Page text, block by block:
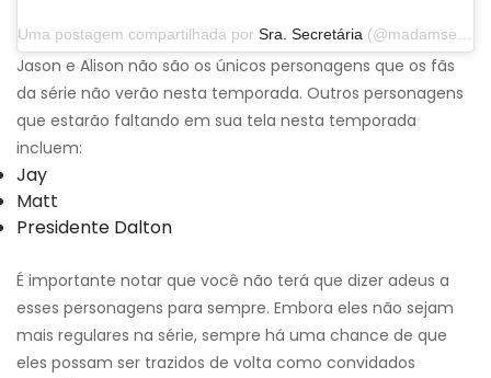
Uma postagem compartilhada por Sra. Secretária (@madamsecretarycbs) em 24 de novembro de 2019 às 13h30 PST
Jason e Alison não são os únicos personagens que os fãs
da série não verão nesta temporada. Outros personagens
que estarão faltando em sua tela nesta temporada
incluem:
Jay
Matt
Presidente Dalton
É importante notar que você não terá que dizer adeus a
esses personagens para sempre. Embora eles não sejam
mais regulares na série, sempre há uma chance de que
eles possam ser trazidos de volta como convidados